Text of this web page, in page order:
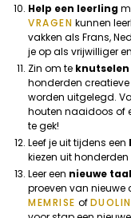
Help een leerling
VRAGEN kunnen
vakken als Frans,
je op als vrijwilliger
Zin om te
honderden
worden uitgelegd.
houten naaidoos of
te gek!
Leef je uit tijdens een
kiezen uit honderden
Leer een nieuwe taal
proeven van nieuwe
MEMRISE of